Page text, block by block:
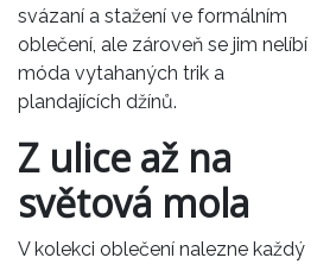
svázaní a stažení ve formálním
oblečení, ale zároveň se jim nelíbí
móda vytahaných trik a
plandajících džínů.
Z ulice až na
světová mola
V kolekci oblečení nalezne každý